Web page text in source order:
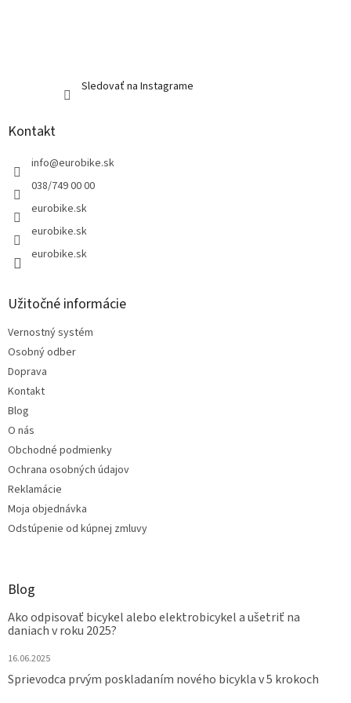
Sledovať na Instagrame
Kontakt
info@eurobike.sk
038/749 00 00
eurobike.sk
eurobike.sk
eurobike.sk
Užitočné informácie
Vernostný systém
Osobný odber
Doprava
Kontakt
Blog
O nás
Obchodné podmienky
Ochrana osobných údajov
Reklamácie
Moja objednávka
Odstúpenie od kúpnej zmluvy
Blog
Ako odpisovať bicykel alebo elektrobicykel a ušetriť na
daniach v roku 2025?
16.06.2025
Sprievodca prvým poskladaním nového bicykla v 5 krokoch